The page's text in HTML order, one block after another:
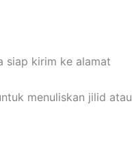
siap kirim ke alamat
menuliskan jilid atau